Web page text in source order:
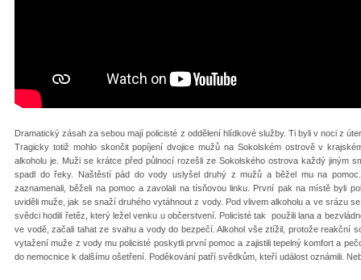
Dramatický zásah za sebou mají policisté z oddělení hlídkové služby. Ti byli v noci z
Tragicky totiž mohlo skončit popíjení dvojice mužů na Sokolském ostrově v
alkoholu je. Muži se krátce před půlnocí rozešli ze Sokolského ostrova každý jiným
spadl do řeky. Naštěstí pád do vody uslyšel druhý z mužů a běžel mu na
zaznamenali, běželi na pomoc a zavolali na tísňovou linku. První pak na místě byli
uviděli muže, jak se snaží druhého vytáhnout z vody. Pod vlivem alkoholu a ve srázu
svědci hodili řetěz, který ležel venku u občerstvení. Policisté tak použili lana a
ve vodě, začali tahat ze svahu a vody do bezpečí. Alkohol vše ztížil, protože reakční
vytažení muže z vody mu policisté poskytli první pomoc a zajistili tepelný komfort a
do nemocnice k dalšímu ošetření. Poděkování patří svědkům, kteří událost oznámili.